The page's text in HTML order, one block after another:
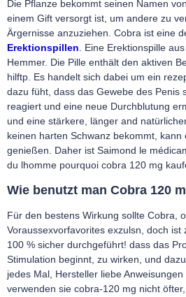
Die Pflanze bekommt seinen Namen
einem Gift versorgt ist, um andere zu
Ärgernisse anzuziehen. Cobra ist eine
Erektionspillen. Eine Erektionspille
Hemmer. Die Pille enthält den aktiven
hilftp. Es handelt sich dabei um ein
dazu füht, dass das Gewebe des Penis
reagiert und eine neue Durchblutung
und eine stärkere, länger and
keinen harten Schwanz bekommt,
genießen. Daher ist Saimond le
du lhomme pourquoi cobra 120 mg
Wie benutzt man Cobra 120
Für den bestens Wirkung sollte Cobra,
Voraussexvorfavorites exzulsn, doch
100 % sicher durchgeführt! dass das
Stimulation beginnt, zu wirken, und
jedes Mal, Hersteller liebe
verwenden sie cobra-120 mg nicht